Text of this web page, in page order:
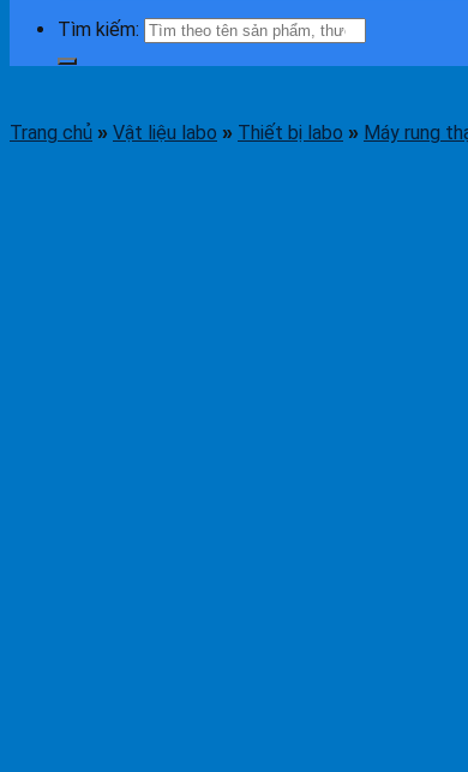
Tìm kiếm:
Trang chủ » Vật liệu labo » Thiết bị labo » Máy rung